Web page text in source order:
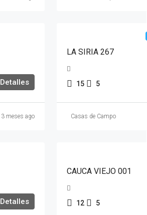
Detalles
3 meses ago
LA SIRIA 267
15 5
Casas de Campo
Detalles
CAUCA VIEJO 001
12 5